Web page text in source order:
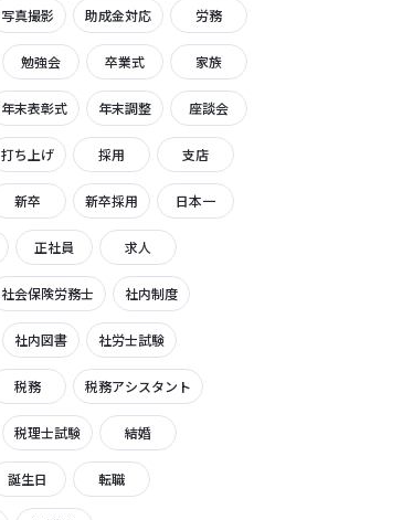
写真撮影 助成金対応 労務
勉強会 卒業式 家族
年末表彰式 年末調整 座談会
打ち上げ 採用 支店
新卒 新卒採用 日本一
正社員 求人
社会保険労務士 社内制度
社内図書 社労士試験
税務 税務アシスタント
税理士試験 結婚
誕生日 転職